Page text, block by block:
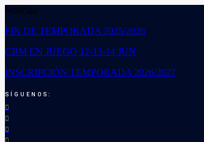
Noticias:
FIN DE TEMPORADA 2025/2026
CBM EN JUEGO 12-13-14 JUN
INSCRIPCIÓN TEMPORADA 2026/2027
SÍGUENOS: